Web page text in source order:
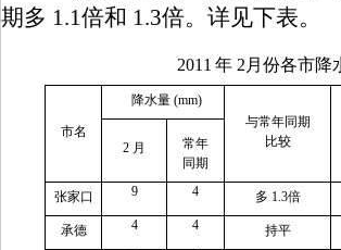
期多 1.1倍和 1.3倍。详见下表。
2011 年 2 月份各市降
市名
降水量 (mm)
与常年同期
比较
2 月
常年
同期
张家口 9 4 多 1.3倍
承德 4 4 持平